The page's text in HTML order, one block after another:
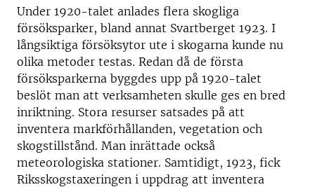
Under 1920-talet anlades flera skogliga
försöksparker, bland annat Svartberget 1923. I
långsiktiga försöksytor ute i skogarna kunde nu
olika metoder testas. Redan då de första
försöksparkerna byggdes upp på 1920-talet
beslöt man att verksamheten skulle ges en bred
inriktning. Stora resurser satsades på att
inventera markförhållanden, vegetation och
skogstillstånd. Man inrättade också
meteorologiska stationer. Samtidigt, 1923, fick
Riksskogstaxeringen i uppdrag att inventera